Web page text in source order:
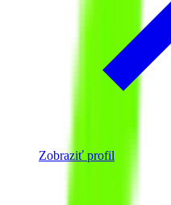
Zobraziť profil